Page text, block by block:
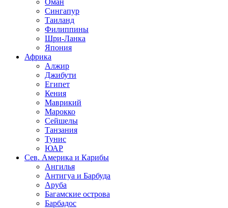
Оман
Сингапур
Таиланд
Филиппины
Шри-Ланка
Япония
Африка
Алжир
Джибути
Египет
Кения
Маврикий
Марокко
Сейшелы
Танзания
Тунис
ЮАР
Сев. Америка и Карибы
Ангилья
Антигуа и Барбуда
Аруба
Багамские острова
Барбадос